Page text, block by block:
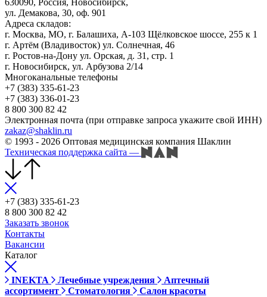
ул. Демакова, 30, оф. 901
Адреса складов:
г. Москва, МО, г. Балашиха, А-103 Щёлковское шоссе, 255 к 1
г. Артём (Владивосток) ул. Солнечная, 46
г. Ростов-на-Дону ул. Орская, д. 31, стр. 1
г. Новосибирск, ул. Арбузова 2/14
Многоканальные телефоны
+7 (383) 335-61-23
+7 (383) 336-01-23
8 800 300 82 42
Электронная почта (при отправке запроса укажите свой ИНН)
zakaz@shaklin.ru
© 1993 - 2026 Оптовая медицинская компания Шаклин
Техническая поддержка сайта —
+7 (383) 335-61-23
8 800 300 82 42
Заказать звонок
Контакты
Вакансии
Каталог
INEKTA Лечебные учреждения
Аптечный
ассортимент
Стоматология Салон красоты